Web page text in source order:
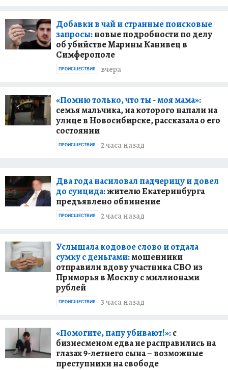
Добавки в чай и странные поисковые
запросы:новые подробности по делу
об убийстве Марины Канивец в
Симферополе
вчера
ПРОИСШЕСТВИЯ
«Помню только, что ты - моя мама»:
семья мальчика, на которого напали на
улице в Новосибирске, рассказала о его
состоянии
2 часа назад
ПРОИСШЕСТВИЯ
Два года насиловал падчерицу и довел
до суицида:жителю Екатеринбурга
предъявлено обвинение
2 часа назад
ПРОИСШЕСТВИЯ
Услышала кодовое слово и отдала
сумку с деньгами:мошенники
отправили вдову участника СВО из
Приморья в Москву с миллионами
рублей
3 часа назад
ПРОИСШЕСТВИЯ
«Помогите, папу убивают!»:с
бизнесменом едва не расправились на
глазах 9-летнего сына – возможные
преступники на свободе